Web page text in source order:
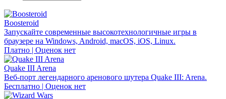
Boosteroid
Запускайте современные высокотехнологичные игры в
браузере на Windows, Android, macOS, iOS, Linux.
Платно | Оценок нет
Quake III Arena
Веб-порт легендарного аренового шутера Quake III: Arena.
Бесплатно | Оценок нет